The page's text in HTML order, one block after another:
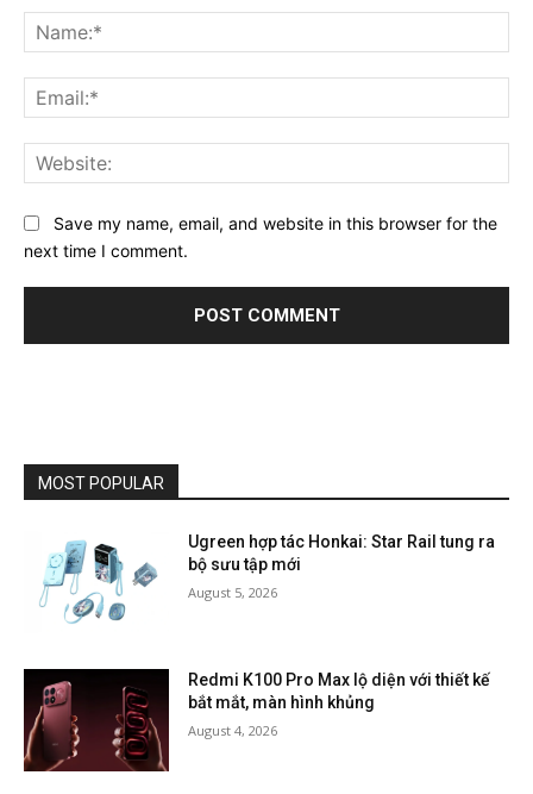
Save my name, email, and website in this browser for the
next time I comment.
MOST POPULAR
Ugreen hợp tác Honkai: Star Rail tung ra
bộ sưu tập mới
August 5, 2026
Redmi K100 Pro Max lộ diện với thiết kế
bắt mắt, màn hình khủng
August 4, 2026